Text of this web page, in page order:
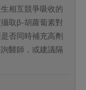
相互競爭吸收的
取β-胡蘿蔔素對
否同時補充高劑
醫師，或建議隔